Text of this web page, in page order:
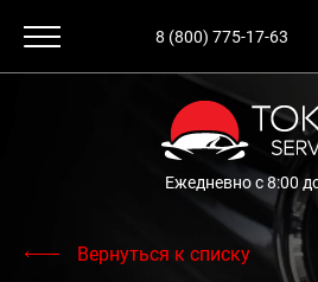
8 (800) 775-17-63
Ежедневно с 8:00
Вернуться к списку